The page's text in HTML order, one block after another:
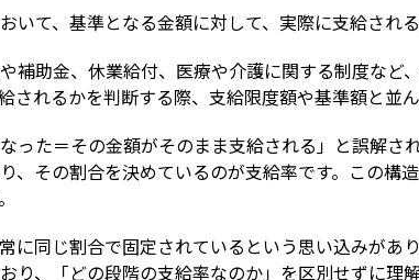
いて、基準となる金額に対して、実際に支給され
補助金、休業給付、医療や介護に関する制度など
されるかを判断する際、支給限度額や基準額と並
った＝その金額がそのまま支給される」と誤解さ
、その割合を決めているのが支給率です。この構
に同じ割合で固定されているという思い込みがあ
り、「どの段階の支給率なのか」を区別せずに理